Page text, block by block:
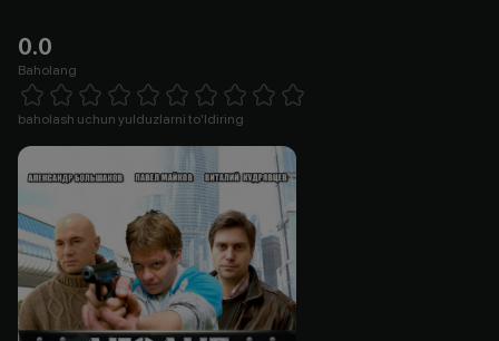
0.0
Baholang
1 Star 2 Stars 3 Stars 4 Stars5 Stars 6 Stars7 Stars8 Stars
baholash uchun yulduzlarni to'ldiring